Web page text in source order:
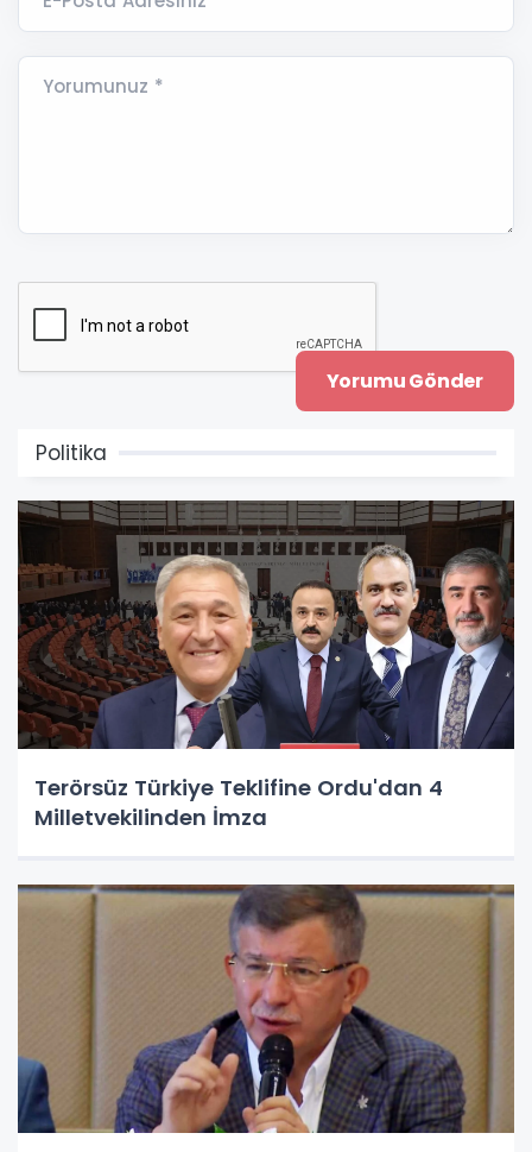
Yorumunuz *
Politika
Terörsüz Türkiye Teklifine Ordu'dan 4
Milletvekilinden İmza